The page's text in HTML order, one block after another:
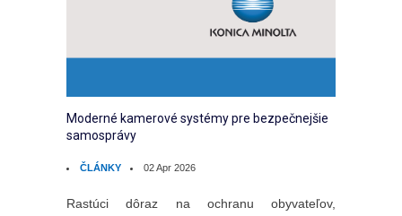
Moderné kamerové systémy pre bezpečnejšie
samosprávy
ČLÁNKY 02 Apr 2026
Rastúci dôraz na ochranu obyvateľov,